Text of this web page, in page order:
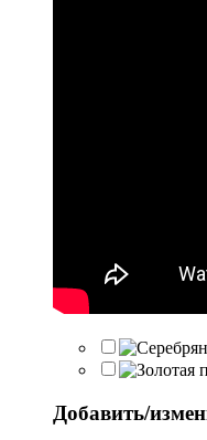
Добавить/